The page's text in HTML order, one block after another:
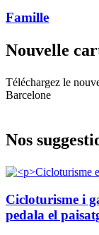
Famille
Nouvelle
Téléchargez le
Barcelone
Nos sugg
Cicloturisme i
pedala el